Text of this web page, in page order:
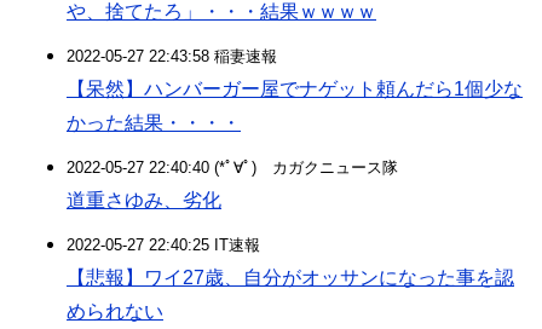
や、捨てたろ」・・・結果ｗｗｗｗ
2022-05-27 22:43:58 稲妻速報
【呆然】ハンバーガー屋でナゲット頼んだら1個少な
かった結果・・・・
2022-05-27 22:40:40 (*ﾟ∀ﾟ)ゞカガクニュース隊
道重さゆみ、劣化
2022-05-27 22:40:25 IT速報
【悲報】ワイ27歳、自分がオッサンになった事を認
められない